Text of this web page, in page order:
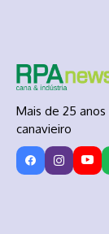
Mais de 25
canavieiro